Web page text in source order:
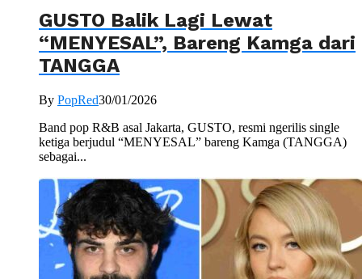
GUSTO Balik Lagi Lewat
“MENYESAL”, Bareng Kamga dari
TANGGA
By PopRed30/01/2026
Band pop R&B asal Jakarta, GUSTO, resmi ngerilis single
ketiga berjudul “MENYESAL” bareng Kamga (TANGGA)
sebagai...